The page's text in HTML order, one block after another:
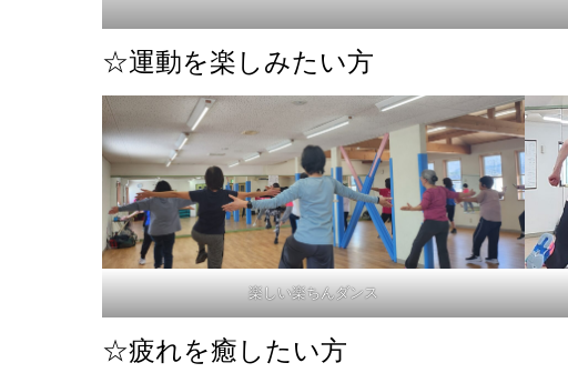
☆運動を楽しみたい方
楽しい楽ちんダンス
☆疲れを癒したい方